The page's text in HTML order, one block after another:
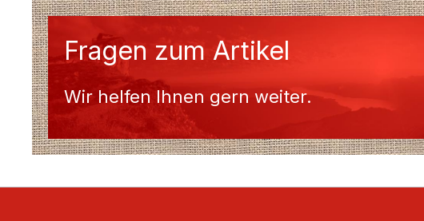
Fragen zum Artikel
Wir helfen Ihnen gern weiter.